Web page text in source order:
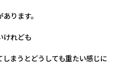
ります。
けれども
まうとどうしても重たい感じに